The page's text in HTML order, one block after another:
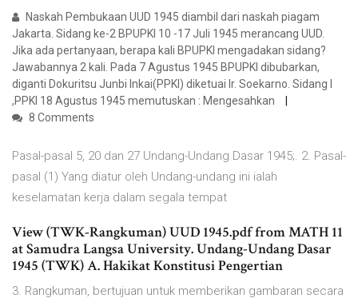
Naskah Pembukaan UUD 1945 diambil dari naskah piagam
Jakarta. Sidang ke-2 BPUPKI 10 -17 Juli 1945 merancang UUD.
Jika ada pertanyaan, berapa kali BPUPKI mengadakan sidang?
Jawabannya 2 kali. Pada 7 Agustus 1945 BPUPKI dibubarkan,
diganti Dokuritsu Junbi Inkai(PPKI) diketuai Ir. Soekarno. Sidang I
,PPKI 18 Agustus 1945 memutuskan : Mengesahkan
8 Comments
Pasal-pasal 5, 20 dan 27 Undang-Undang Dasar 1945;. 2. Pasal-
pasal (1) Yang diatur oleh Undang-undang ini ialah
keselamatan kerja dalam segala tempat
View (TWK-Rangkuman) UUD 1945.pdf from MATH 11
at Samudra Langsa University. Undang-Undang Dasar
1945 (TWK) A. Hakikat Konstitusi Pengertian
3. Rangkuman, bertujuan untuk memberikan gambaran secara